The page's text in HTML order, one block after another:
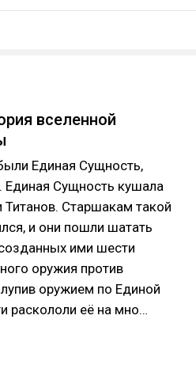
вселенной
Единая Сущность,
Единая Сущность кушала
Старшакам такой
и они пошли шатать
ими шести
оружия против
оружием по Единой
раскололи её на мно…